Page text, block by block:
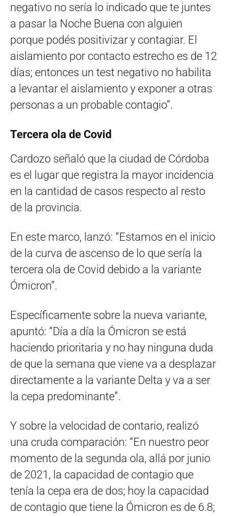
negativo no sería lo indicado que te juntes
a pasar la Noche Buena con alguien
porque podés positivizar y contagiar. El
aislamiento por contacto estrecho es de 12
días; entonces un test negativo no habilita
a levantar el aislamiento y exponer a otras
personas a un probable contagio”.
Tercera ola de Covid
Cardozo señaló que la ciudad de Córdoba
es el lugar que registra la mayor incidencia
en la cantidad de casos respecto al resto
de la provincia.
En este marco, lanzó: “Estamos en el inicio
de la curva de ascenso de lo que sería la
tercera ola de Covid debido a la variante
Ómicron”.
Específicamente sobre la nueva variante,
apuntó: “Día a día la Ómicron se está
haciendo prioritaria y no hay ninguna duda
de que la semana que viene va a desplazar
directamente a la variante Delta y va a ser
la cepa predominante”.
Y sobre la velocidad de contario, realizó
una cruda comparación: “En nuestro peor
momento de la segunda ola, allá por junio
de 2021, la capacidad de contagio que
tenía la cepa era de dos; hoy la capacidad
de contagio que tiene la Ómicron es de 6.8;